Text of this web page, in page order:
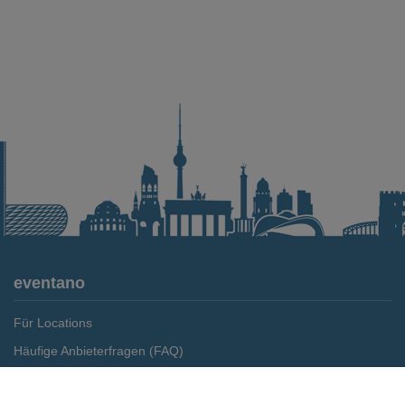
eventano
Für Locations
Häufige Anbieterfragen (FAQ)